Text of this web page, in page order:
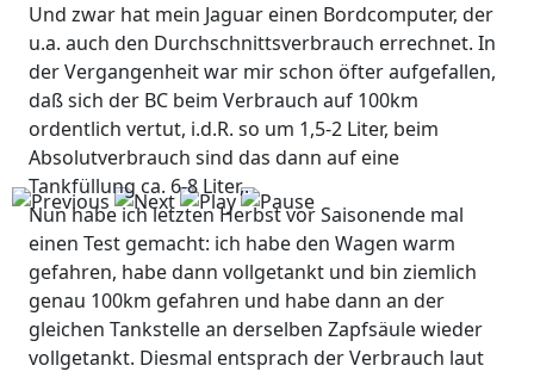
Und zwar hat mein Jaguar einen Bordcomputer, der
u.a. auch den Durchschnittsverbrauch errechnet. In
der Vergangenheit war mir schon öfter aufgefallen,
daß sich der BC beim Verbrauch auf 100km
ordentlich vertut, i.d.R. so um 1,5-2 Liter, beim
Absolutverbrauch sind das dann auf eine
Tankfüllung ca. 6-8 Liter,.
Nun habe ich letzten Herbst vor Saisonende mal
einen Test gemacht: ich habe den Wagen warm
gefahren, habe dann vollgetankt und bin ziemlich
genau 100km gefahren und habe dann an der
gleichen Tankstelle an derselben Zapfsäule wieder
vollgetankt. Diesmal entsprach der Verbrauch laut